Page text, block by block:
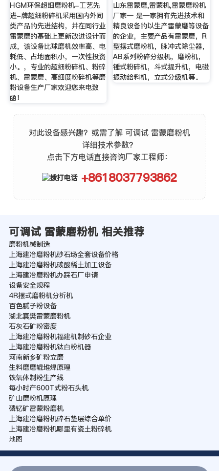
HGM环保超细磨粉机-工艺先
进-牌超细粉碎机采用国内外同
类产品的先进结构，并在同行业
雷蒙磨的基础上更新改进设计而
成，该设备比球磨机效率高、电
耗低、占地面积小，一次性投资
小。，专业的超细粉碎机、粉碎
机、雷蒙磨、高细度粉碎机等磨
粉设备生产厂家欢迎您来电致
函！
山东雷蒙磨,雷蒙机,雷蒙磨粉机
厂家— 是一家拥有先进技术和
精良设备的以生产雷蒙磨等设备
的企业，主要产品有雷蒙磨，R
型摆式磨粉机，脉冲式除尘器，
AB系列粉碎分级机，磨粉机，
锤式粉碎机，斗式提升机，电磁
振动给料机，立式分级机等。
对此设备感兴趣？或需了解 可调试 雷蒙磨粉机
详细技术参数？
点击下方电话直接咨询厂家工程师：
+8618037793862
可调试 雷蒙磨粉机 相关推荐
磨粉机械制造
上海建冶磨粉机砂石场全套设备价格
上海建冶磨粉机碳酸稀土加工设备
上海建冶磨粉机办踩石厂申请
设备安全规程
4R摆式磨粉机分析机
百色腻子粉设备
湖北襄樊雷蒙磨粉机
石灰石矿粉密度
上海建冶磨粉机福建机制砂石企业
上海建冶磨粉机钛白粉机器
河南新乡矿粉立磨
生料磨磨辊堆焊原理
铁氧体制粉生产线
每小时产600T式粉石头机
矿山磨粉机原理
磷钇矿雷蒙粉磨机
上海建冶磨粉机碎石垫层综合单价
上海建冶磨粉机哪里有瓷土粉碎机
地图